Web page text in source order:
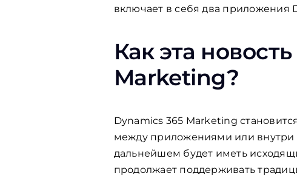
включает в себя два приложения
Как эта
Marketing?
Dynamics 365 Marketing
между приложениями или внутри
дальнейшем будет иметь
продолжает поддерживать